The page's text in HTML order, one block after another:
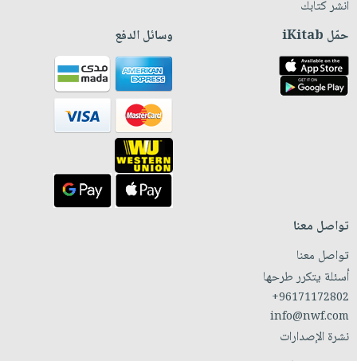
انشر كتابك
حمّل iKitab وسائل الدفع
تواصل معنا
تواصل معنا
أسئلة يتكرر طرحها
+96171172802
info@nwf.com
نشرة الإصدارات